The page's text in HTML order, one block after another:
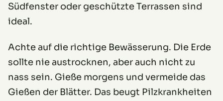
Südfenster oder geschützte Terrassen sind
ideal.
Achte auf die richtige Bewässerung. Die Erde
sollte nie austrocknen, aber auch nicht zu
nass sein. Gieße morgens und vermeide das
Gießen der Blätter. Das beugt Pilzkrankheiten